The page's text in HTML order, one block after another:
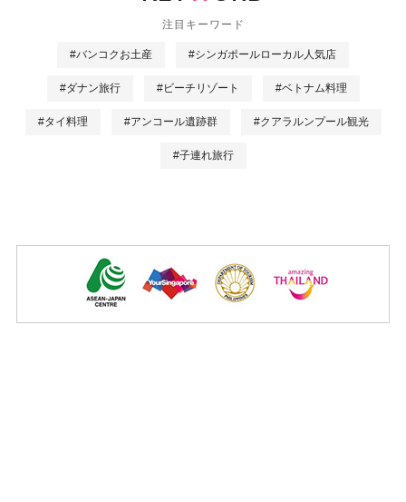
注目キーワード
#バンコクお土産 #シンガポールローカル人気店
#ダナン旅行 #ビーチリゾート #ベトナム料理
#タイ料理 #アンコール遺跡群 #クアラルンプール観光
#子連れ旅行